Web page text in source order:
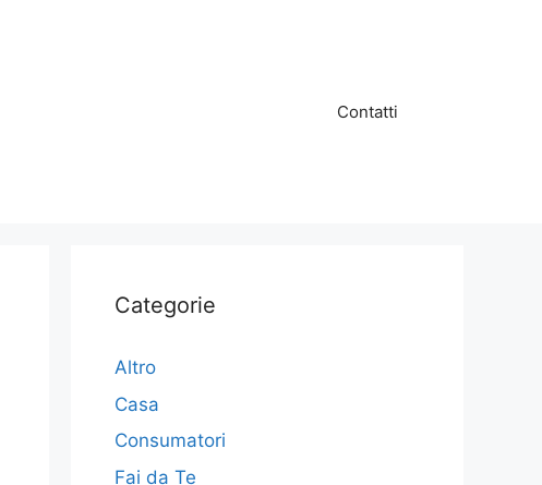
Contatti
Categorie
Altro
Casa
Consumatori
Fai da Te